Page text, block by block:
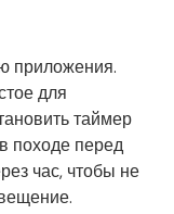
приложения.
для
таймер
походе перед
час, чтобы не